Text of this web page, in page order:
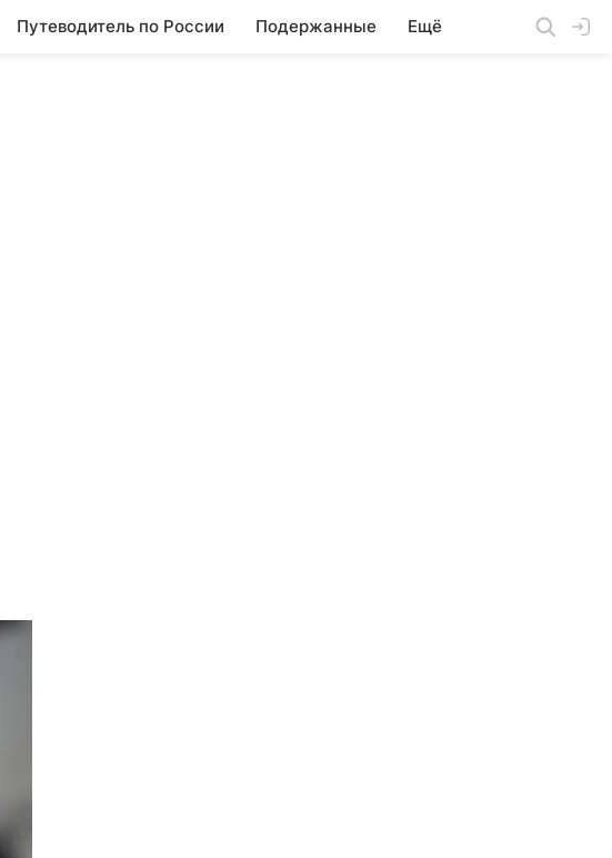
Путеводитель по России Подержанные Ещё